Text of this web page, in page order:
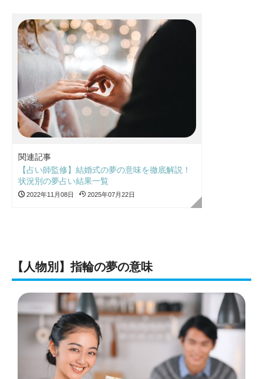
関連記事
【占い師監修】結婚式の夢の意味を徹底解説！
状況別の夢占い結果一覧
2022年11月08日 2025年07月22日
【人物別】指輪の夢の意味